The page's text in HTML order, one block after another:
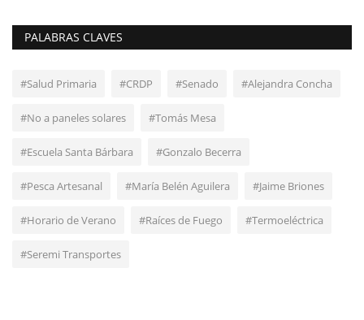
PALABRAS CLAVES
#Salud Primaria #CRDP #Senado #Alejandra Concha
#No a paneles solares #Tomás Mesa
#Escuela Santa Bárbara #Gonzalo Becerra
#Pesca Artesanal #María Belén Aguilera #Jaime Briones
#Horario de Verano #Raíces de Fuego #Termoeléctrica
#Seremi Transportes